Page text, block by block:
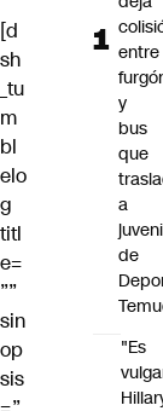
[d
sh
_tu
m
bl
elo
g
titl
e=
””
sin
op
sis
entre
y
bus
que
a
de
"Es